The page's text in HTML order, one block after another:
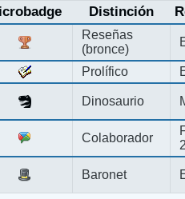
Distinción
Reseñas
(bronce)
Prolífico
Dinosaurio
Colaborador
Baronet